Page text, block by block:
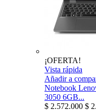
¡OFERTA!
Vista rápida
Añadir a
Notebook
3050 6GB...
$ 2.572.000 $